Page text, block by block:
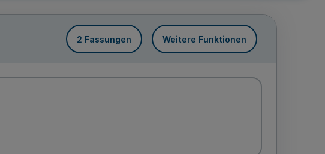
2 Fassungen Weitere Funktionen